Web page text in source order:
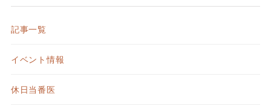
記事一覧
イベント情報
休日当番医